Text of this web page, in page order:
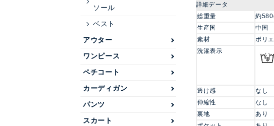
ソール
ベスト
アウター
ワンピース
ペチコート
カーディガン
パンツ
スカート
詳細データ
総重量
約
生産国
中国
素材
ポリ
洗濯表示
透け感
なし
伸縮性
なし
裏地
あり